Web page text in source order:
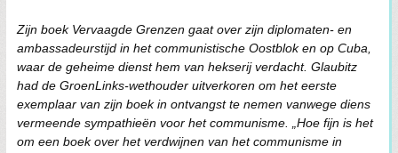
Zijn boek Vervaagde Grenzen gaat over zijn diplomaten- en
ambassadeurstijd in het communistische Oostblok en op Cuba,
waar de geheime dienst hem van hekserij verdacht. Glaubitz
had de GroenLinks-wethouder uitverkoren om het eerste
exemplaar van zijn boek in ontvangst te nemen vanwege diens
vermeende sympathieën voor het communisme. „Hoe fijn is het
om een boek over het verdwijnen van het communisme in